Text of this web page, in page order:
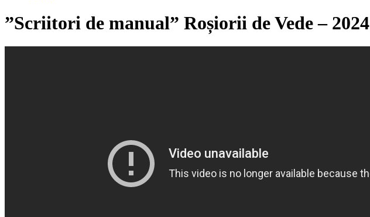
”Scriitori de manual” Roșiorii de Vede – 2024